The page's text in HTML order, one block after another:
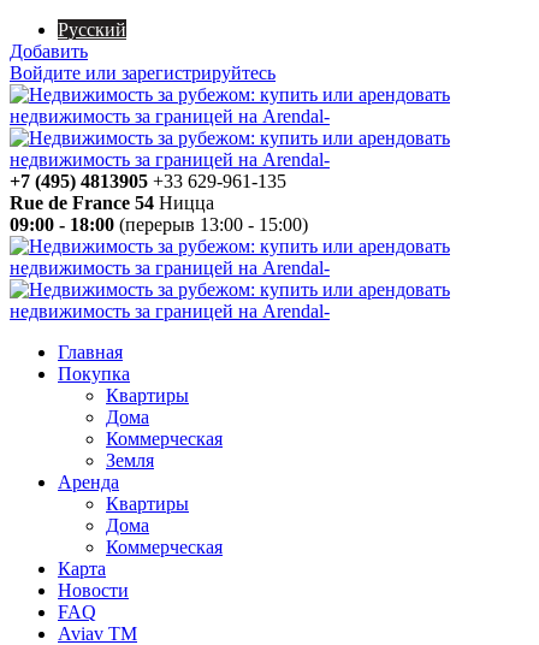
Русский
Добавить
Войдите или зарегистрируйтесь
+7 (495) 4813905 +33 629-961-135
Rue de France 54 Ницца
09:00 - 18:00 (перерыв 13:00 - 15:00)
Главная
Покупка
Квартиры
Дома
Коммерческая
Земля
Аренда
Квартиры
Дома
Коммерческая
Карта
Новости
FAQ
Aviav TM